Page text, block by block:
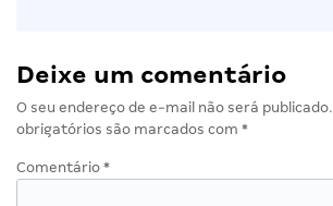
Deixe um comentário
O seu endereço de e-mail não será publicado.
obrigatórios são marcados com *
Comentário *